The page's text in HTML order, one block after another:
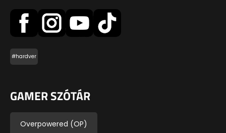
#hardver
GAMER SZÓTÁR
Overpowered (OP)